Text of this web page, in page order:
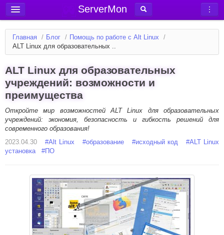
ServerMon
Добавить сервер
Мониторинг серверов
Статьи
Форум
Вход в аккаунт
Главная / Блог / Помощь по работе с Alt Linux
/
ALT Linux для образовательных ..
ALT Linux для образовательных
учреждений: возможности и
преимущества
Откройте мир возможностей ALT Linux для образовательных
учреждений: экономия, безопасность и гибкость решений для
современного образования!
2023.04.30
#Alt Linux #образование #исходный код #ALT Linux
установка
#ПО